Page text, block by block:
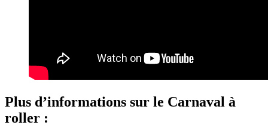
Plus d’informations sur le Carnaval à
roller :